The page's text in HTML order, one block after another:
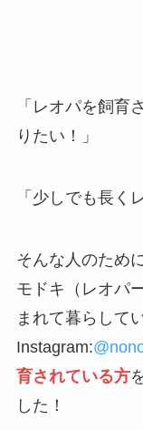
「レオパを飼育
りたい！」
「少しでも長く
そんな人のため
モドキ（レオパ
まれて暮らして
Instagram:
育されている方
した！